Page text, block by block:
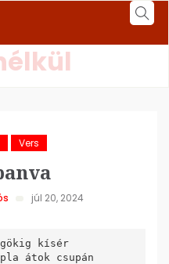
Vers
júl 20, 2024
kísér
átok csupán